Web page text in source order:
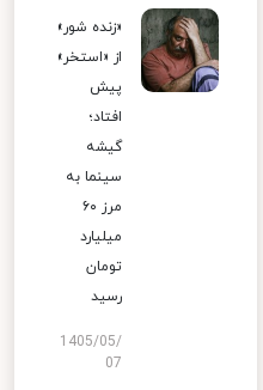
«زنده شور»
از «استخر»
پیش
افتاد؛
گیشه
سینما به
مرز ۶۰
میلیارد
تومان
رسید
1405/05/
07